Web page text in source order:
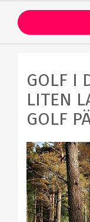
GOLF I
LITEN
GOLF